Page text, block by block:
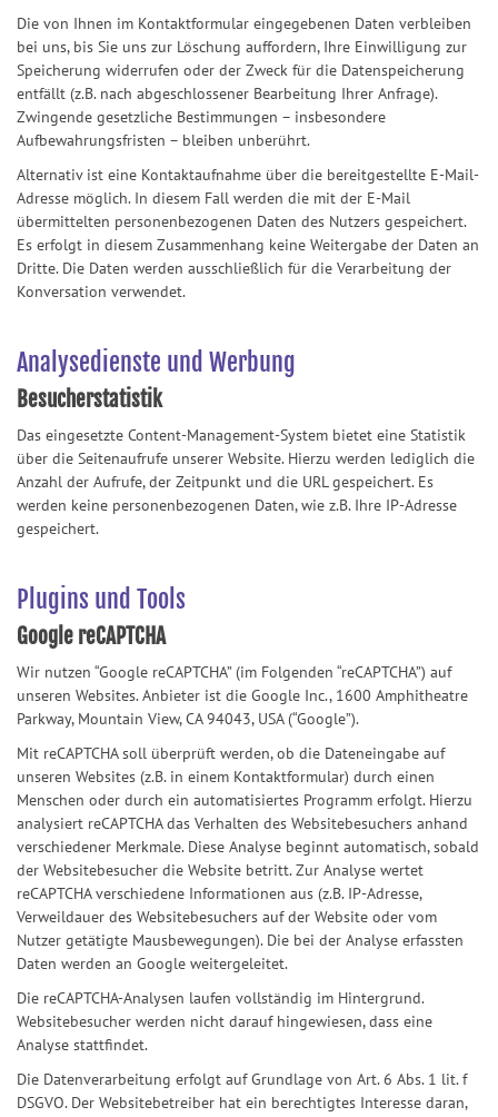
Die von Ihnen im Kontaktformular eingegebenen Daten verbleiben
bei uns, bis Sie uns zur Löschung auffordern, Ihre Einwilligung zur
Speicherung widerrufen oder der Zweck für die Datenspeicherung
entfällt (z.B. nach abgeschlossener Bearbeitung Ihrer Anfrage).
Zwingende gesetzliche Bestimmungen – insbesondere
Aufbewahrungsfristen – bleiben unberührt.
Alternativ ist eine Kontaktaufnahme über die bereitgestellte E-Mail-
Adresse möglich. In diesem Fall werden die mit der E-Mail
übermittelten personenbezogenen Daten des Nutzers gespeichert.
Es erfolgt in diesem Zusammenhang keine Weitergabe der Daten an
Dritte. Die Daten werden ausschließlich für die Verarbeitung der
Konversation verwendet.
Analysedienste und Werbung
Besucherstatistik
Das eingesetzte Content-Management-System bietet eine Statistik
über die Seitenaufrufe unserer Website. Hierzu werden lediglich die
Anzahl der Aufrufe, der Zeitpunkt und die URL gespeichert. Es
werden keine personenbezogenen Daten, wie z.B. Ihre IP-Adresse
gespeichert.
Plugins und Tools
Google reCAPTCHA
Wir nutzen “Google reCAPTCHA” (im Folgenden “reCAPTCHA”) auf
unseren Websites. Anbieter ist die Google Inc., 1600 Amphitheatre
Parkway, Mountain View, CA 94043, USA (“Google”).
Mit reCAPTCHA soll überprüft werden, ob die Dateneingabe auf
unseren Websites (z.B. in einem Kontaktformular) durch einen
Menschen oder durch ein automatisiertes Programm erfolgt. Hierzu
analysiert reCAPTCHA das Verhalten des Websitebesuchers anhand
verschiedener Merkmale. Diese Analyse beginnt automatisch, sobald
der Websitebesucher die Website betritt. Zur Analyse wertet
reCAPTCHA verschiedene Informationen aus (z.B. IP-Adresse,
Verweildauer des Websitebesuchers auf der Website oder vom
Nutzer getätigte Mausbewegungen). Die bei der Analyse erfassten
Daten werden an Google weitergeleitet.
Die reCAPTCHA-Analysen laufen vollständig im Hintergrund.
Websitebesucher werden nicht darauf hingewiesen, dass eine
Analyse stattfindet.
Die Datenverarbeitung erfolgt auf Grundlage von Art. 6 Abs. 1 lit. f
DSGVO. Der Websitebetreiber hat ein berechtigtes Interesse daran,